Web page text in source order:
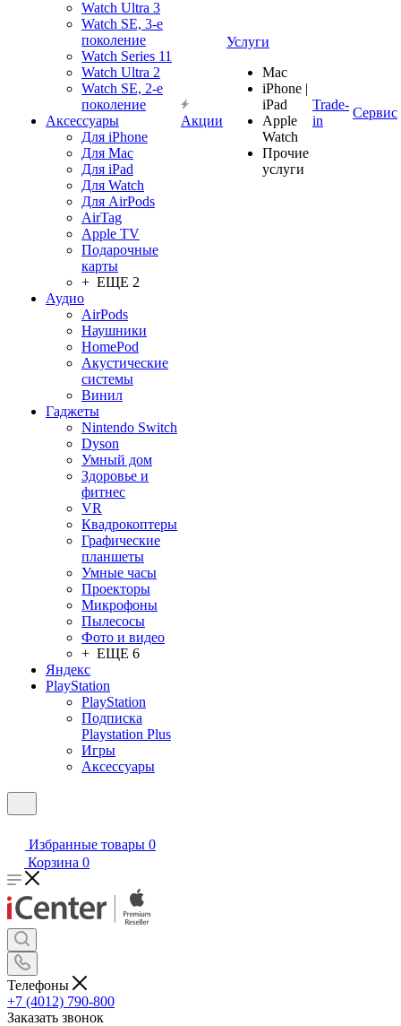
Watch Ultra 3
Watch SE, 3-е
поколение
Watch Series 11
Watch Ultra 2
Watch SE, 2-е
поколение
Аксессуары
Для iPhone
Для Mac
Для iPad
Для Watch
Для AirPods
AirTag
Apple TV
Подарочные
карты
+ ЕЩЕ 2
Аудио
AirPods
Наушники
HomePod
Акустические
системы
Винил
Гаджеты
Nintendo Switch
Dyson
Умный дом
Здоровье и
фитнес
VR
Квадрокоптеры
Графические
планшеты
Умные часы
Проекторы
Микрофоны
Пылесосы
Фото и видео
+ ЕЩЕ 6
Яндекс
PlayStation
PlayStation
Подписка
Playstation Plus
Игры
Аксессуары
Акции
Услуги
Mac
iPhone |
iPad
Apple
Watch
Прочие
услуги
Trade-
in
Сервис
Избранные товары 0
Корзина 0
Телефоны
+7 (4012) 790-800
Заказать звонок